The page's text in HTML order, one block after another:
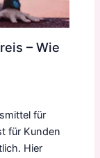
– Wie
für
für Kunden
Hier